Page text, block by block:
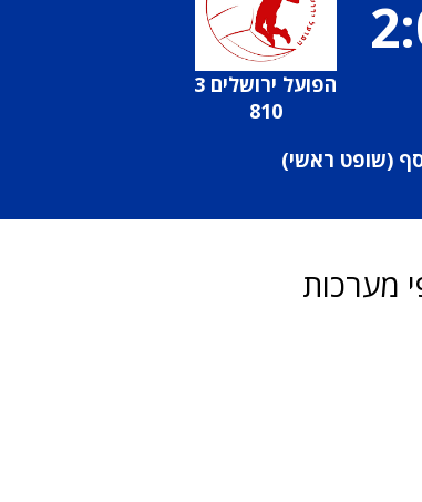
הפועל ירושלים 3
810
(שופט ראשי)
מערכות